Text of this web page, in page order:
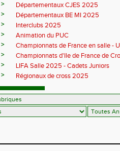
>
Départementaux CJES 2025
>
Départementaux BE MI 2025
>
Interclubs 2025
>
Animation du PUC
>
Championnats de France en salle -
>
Championnats d'Ile de France de
>
LIFA Salle 2025 - Cadets Juniors
> Régionaux de cross 2025